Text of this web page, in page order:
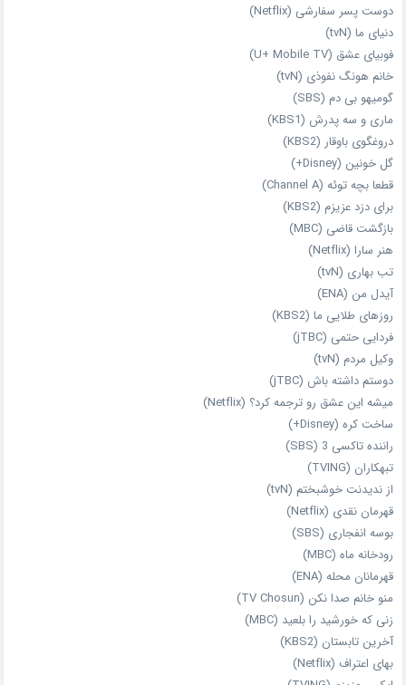
دوست‌ پسر سفارشی (Netflix)
دنیای ما (tvN)
فوبیای عشق (U+ Mobile TV)
خانم هونگ نفوذی (tvN)
گومیهو بی دم (SBS)
ماری و سه پدرش (KBS1)
دروغگوی باوقار (KBS2)
گل خونین (Disney+)
قطعا بچه توئه (Channel A)
برای دزد عزیزم (KBS2)
بازگشت قاضی (MBC)
هنر سارا (Netflix)
تب بهاری (tvN)
آیدل من (ENA)
روزهای طلایی ما (KBS2)
فردایی حتمی (jTBC)
وکیل مردم (tvN)
دوستم داشته باش (jTBC)
میشه این عشق رو ترجمه کرد؟ (Netflix)
ساخت کره (Disney+)
راننده تاکسی 3 (SBS)
تبهکاران (TVING)
از ندیدنت خوشبختم (tvN)
قهرمان نقدی (Netflix)
بوسه انفجاری (SBS)
رودخانه ماه (MBC)
قهرمانان محله (ENA)
منو خانم صدا نکن (TV Chosun)
زنی که خورشید را بلعید (MBC)
آخرین تابستان (KBS2)
بهای اعتراف (Netflix)